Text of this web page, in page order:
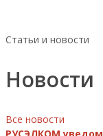
Статьи и новости
Новости
Все новости